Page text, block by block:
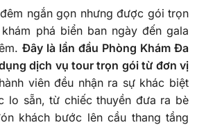
ngắn gọn nhưng được gói trọn
phá biển ban ngày đến gala
Đây là lần đầu Phòng Khám Đa
dịch vụ tour trọn gói từ đơn vị
viên đều nhận ra sự khác biệt
lo sẵn, từ chiếc thuyền đưa ra bè
khách bước lên cầu thang tầng